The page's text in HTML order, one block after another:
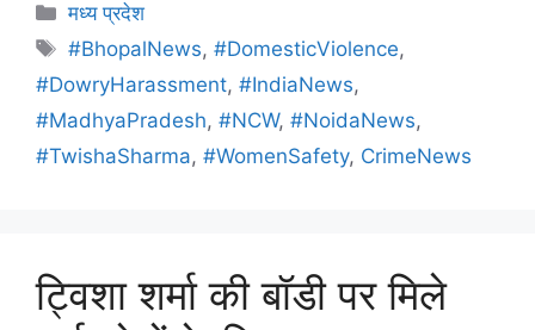
मध्य प्रदेश
#BhopalNews,#DomesticViolence,
#DowryHarassment, #IndiaNews,
#MadhyaPradesh, #NCW, #NoidaNews,
#TwishaSharma, #WomenSafety, CrimeNews
ट्विशा शर्मा की बॉडी पर मिले